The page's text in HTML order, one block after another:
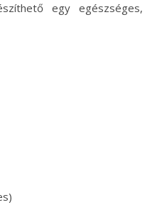
egy egészséges,